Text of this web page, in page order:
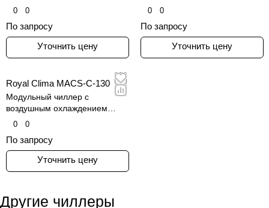
конденсатора
0 0
По запросу
Уточнить цену
конденсатора
0 0
По запросу
Уточнить цену
Royal Clima MACS-С-130
Модульный чиллер с
воздушным охлаждением
конденсатора
0 0
По запросу
Уточнить цену
Другие чиллеры